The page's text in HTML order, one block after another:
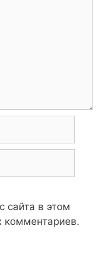
сайта в этом
комментариев.